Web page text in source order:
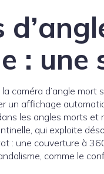
: une
caméra d’angle
un affichage
les angles morts et
qui exploite
: une couverture à
comme le